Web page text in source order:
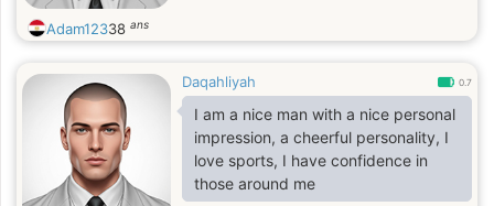
Adam12338 ans
Daqahliyah 0.7
I am a nice man with a nice personal
impression, a cheerful personality, I
love sports, I have confidence in
those around me